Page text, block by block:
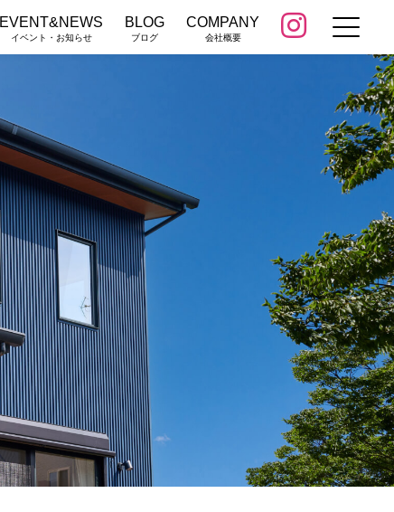
EVENT&NEWS
イベント・お知らせ
BLOG
ブログ
COMPANY
会社概要